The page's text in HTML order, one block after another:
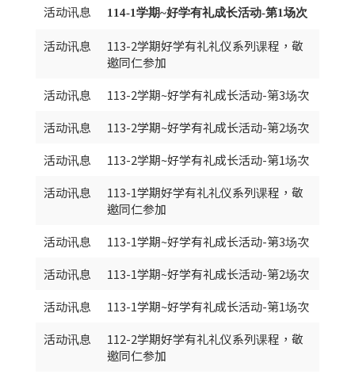
活动讯息
114-1学期~好学有礼成长活动-第1场次
活动讯息
113-2学期好学有礼礼仪系列课程，敬
邀同仁参加
活动讯息
113-2学期~好学有礼成长活动-第3场次
活动讯息
113-2学期~好学有礼成长活动-第2场次
活动讯息
113-2学期~好学有礼成长活动-第1场次
活动讯息
113-1学期好学有礼礼仪系列课程，敬
邀同仁参加
活动讯息
113-1学期~好学有礼成长活动-第3场次
活动讯息
113-1学期~好学有礼成长活动-第2场次
活动讯息
113-1学期~好学有礼成长活动-第1场次
活动讯息
112-2学期好学有礼礼仪系列课程，敬
邀同仁参加